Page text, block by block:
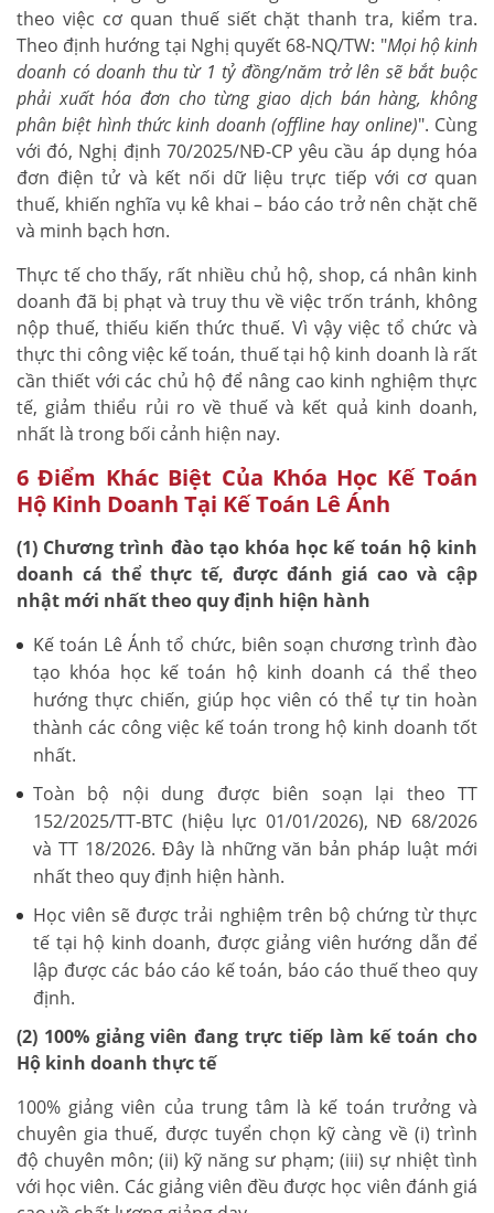
theo việc cơ quan thuế siết chặt thanh tra, kiểm tra.
Theo định hướng tại Nghị quyết 68-NQ/TW: "Mọi hộ kinh
doanh có doanh thu từ 1 tỷ đồng/năm trở lên sẽ bắt buộc
phải xuất hóa đơn cho từng giao dịch bán hàng, không
phân biệt hình thức kinh doanh (offline hay online)". Cùng
với đó, Nghị định 70/2025/NĐ-CP yêu cầu áp dụng hóa
đơn điện tử và kết nối dữ liệu trực tiếp với cơ quan
thuế, khiến nghĩa vụ kê khai – báo cáo trở nên chặt chẽ
và minh bạch hơn.
Thực tế cho thấy, rất nhiều chủ hộ, shop, cá nhân kinh
doanh đã bị phạt và truy thu về việc trốn tránh, không
nộp thuế, thiếu kiến thức thuế. Vì vậy việc tổ chức và
thực thi công việc kế toán, thuế tại hộ kinh doanh là rất
cần thiết với các chủ hộ để nâng cao kinh nghiệm thực
tế, giảm thiểu rủi ro về thuế và kết quả kinh doanh,
nhất là trong bối cảnh hiện nay.
6 Điểm Khác Biệt Của Khóa Học Kế Toán
Hộ Kinh Doanh Tại Kế Toán Lê Ánh
(1) Chương trình đào tạo khóa học kế toán hộ kinh
doanh cá thể thực tế, được đánh giá cao và cập
nhật mới nhất theo quy định hiện hành
Kế toán Lê Ánh tổ chức, biên soạn chương trình đào
tạo khóa học kế toán hộ kinh doanh cá thể theo
hướng thực chiến, giúp học viên có thể tự tin hoàn
thành các công việc kế toán trong hộ kinh doanh tốt
nhất.
Toàn bộ nội dung được biên soạn lại theo TT
152/2025/TT-BTC (hiệu lực 01/01/2026), NĐ 68/2026
và TT 18/2026. Đây là những văn bản pháp luật mới
nhất theo quy định hiện hành.
Học viên sẽ được trải nghiệm trên bộ chứng từ thực
tế tại hộ kinh doanh, được giảng viên hướng dẫn để
lập được các báo cáo kế toán, báo cáo thuế theo quy
định.
(2) 100% giảng viên đang trực tiếp làm kế toán cho
Hộ kinh doanh thực tế
100% giảng viên của trung tâm là kế toán trưởng và
chuyên gia thuế, được tuyển chọn kỹ càng về (i) trình
độ chuyên môn; (ii) kỹ năng sư phạm; (iii) sự nhiệt tình
với học viên. Các giảng viên đều được học viên đánh giá